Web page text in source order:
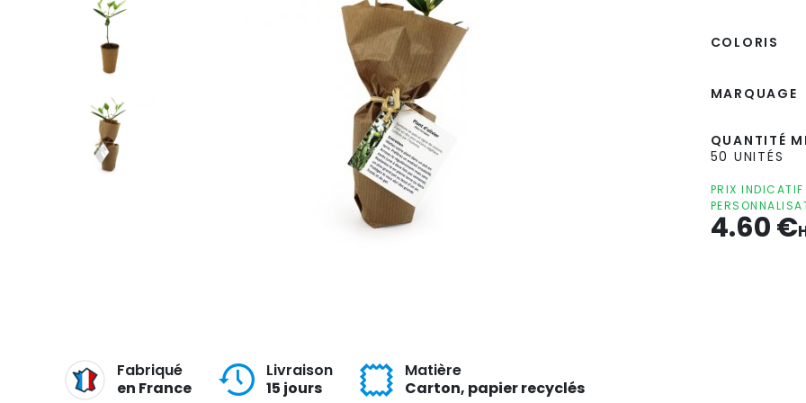
Fabriqué
en France
Livraison
15 jours
Matière
Carton, papier recyclés
COLORIS
MARQUAGE
QUANTITÉ
50 UNITÉS
PRIX
4.60€